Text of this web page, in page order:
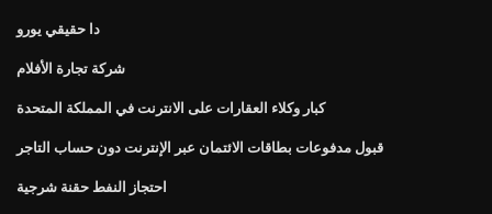
دا حقيقي يورو
شركة تجارة الأفلام
كبار وكلاء العقارات على الانترنت في المملكة المتحدة
قبول مدفوعات بطاقات الائتمان عبر الإنترنت دون حساب التاجر
احتجاز النفط حقنة شرجية